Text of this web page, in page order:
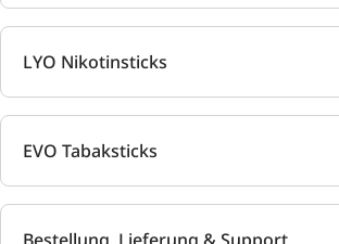
LYO Nikotinsticks
EVO Tabaksticks